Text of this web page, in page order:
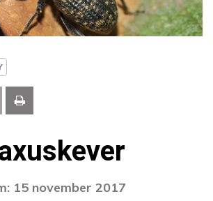
15 november 2017